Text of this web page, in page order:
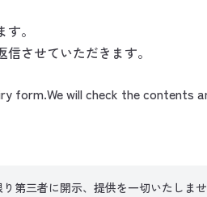
。
させていただきます。
form.We will check the contents
第三者に開示、提供を一切いたしま